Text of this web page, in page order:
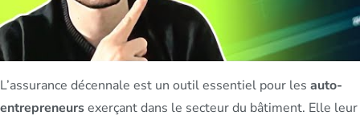
L’assurance décennale est un outil essentiel pour les auto-
entrepreneursexerçant dans le secteur du bâtiment. Elle leur